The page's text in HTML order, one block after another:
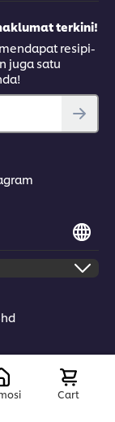
terkini!
resipi-
juga satu
Cart